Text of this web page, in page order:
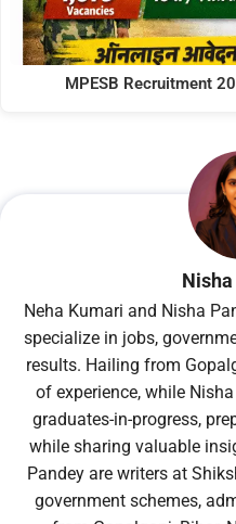
MPESB Recruitment
Neha Kumari and Nisha
specialize in jobs,
results. Hailing from
of experience, while
graduates-in-progress,
while sharing valuable
Pandey are writers at
government schemes,